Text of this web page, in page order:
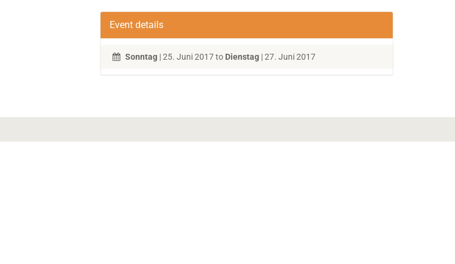
Event details
Sonntag | 25. Juni 2017 to Dienstag | 27. Juni 2017